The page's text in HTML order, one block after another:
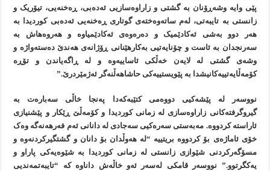
پێی وایە وشەڕۆنان بە گشتی و زاراوه‌سازیی ئه‌ده‌بی، ڕه‌خنه‌یی، تیۆریک و
زانستی بە تایبەتی، له‌م ساته‌وه‌خته‌ی گوتاری ڕه‌خنه‌یی ئه‌ده‌بی کوردیدا بە
هەر دوو بەشی ئەکادێمیک و دەرەوەی ئەکادێمیاوە و هەروەهاش بە
سەرنجدان بە ئاست و چۆنایەتیی بەکارهێنانی ڕۆژانەی هەندێ دەستەواژە و
وشەی گشتی لە لایەن خەڵکی ئاساییەوە و لە ڕاگەیاندن و تۆڕە
کۆمەڵایەتییەکانیشدا به پێویستییه‌کی حاشاهه‌ڵنه‌گر ئه‌ژمێردرێ.”
نووسەر لە پێشەکیی دووەمی کتێبەکەدا پەنجا خاڵی سەبارەت بە
گیروگرفتەکانی زاراوەسازی لە زمانی کوردیدا و کۆمەڵێ ڕێکار و پێشنیازی
ئاراستە کردووە. مەبەستی سەرەکیی سەجادی لە دانانی ئەم فەرهەنەگە وەک
خۆی ئاماژەی بۆ کردووە بریتییە “له‌ هه‌وڵدان‌ بۆ دانان و گشتگیرکردنه‌وه‌ و
مسۆگه‌رکردنی شێوازی زانستی له‌ زمانی کوردیدا به‌ شێوه‌یه‌کی پاراو و
یه‌کگرتوو.” نووسەر قامکی لەسەر ئەو خاڵەش داناوە کە “تایبەتمەندیی